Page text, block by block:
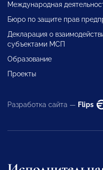
Международная
Бюро по защите прав
Декларация о
субъектами МСП
Образование
Проекты
Разработка сайта — Flips